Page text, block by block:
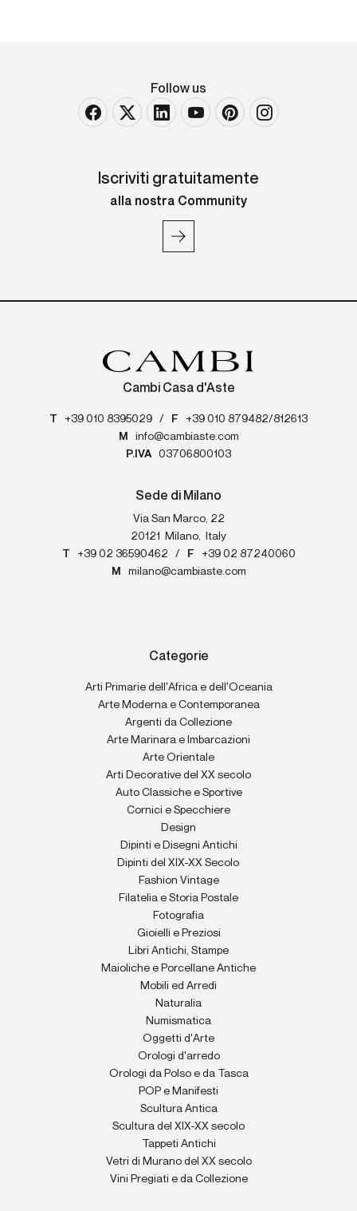
Follow us
Iscriviti gratuitamente
alla nostra Community
Cambi Casa d'Aste
T +39 010 8395029 / F
+39 010 879482/812613
M
info@cambiaste.com
P.IVA
03706800103
Sede di Milano
Via San Marco, 22
20121
Milano,
Italy
T
+39 02 36590462 / F
+39 02 87240060
M
milano@cambiaste.com
Categorie
Arti Primarie dell'Africa e dell'Oceania
Arte Moderna e Contemporanea
Argenti da Collezione
Arte Marinara e Imbarcazioni
Arte Orientale
Arti Decorative del XX secolo
Auto Classiche e Sportive
Cornici e Specchiere
Design
Dipinti e Disegni Antichi
Dipinti del XIX-XX Secolo
Fashion Vintage
Filatelia e Storia Postale
Fotografia
Gioielli e Preziosi
Libri Antichi, Stampe
Maioliche e Porcellane Antiche
Mobili ed Arredi
Naturalia
Numismatica
Oggetti d'Arte
Orologi d'arredo
Orologi da Polso e da Tasca
POP e Manifesti
Scultura Antica
Scultura del XIX-XX secolo
Tappeti Antichi
Vetri di Murano del XX secolo
Vini Pregiati e da Collezione